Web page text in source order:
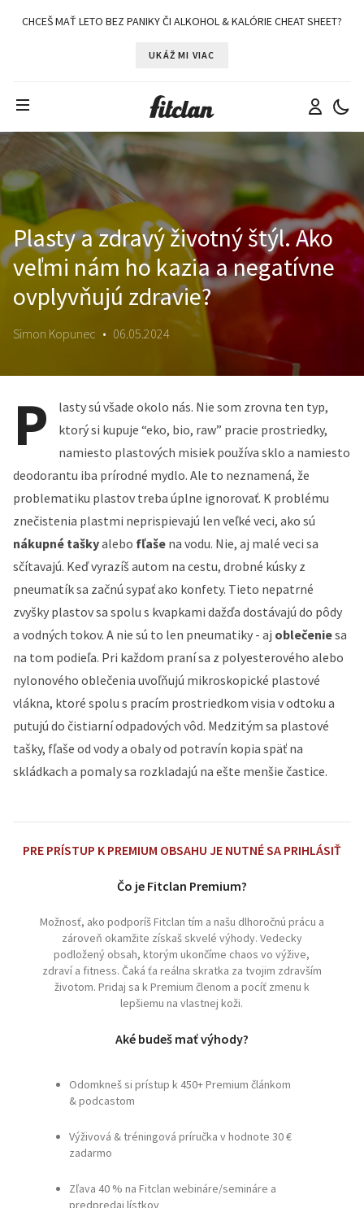
CHCEŠ MAŤ LETO BEZ PANIKY ČI ALKOHOL & KALÓRIE CHEAT SHEET?
UKÁŽ MI VIAC
Plasty a zdravý životný štýl. Ako
veľmi nám ho kazia a negatívne
ovplyvňujú zdravie?
Simon Kopunec • 06.05.2024
P
lasty sú všade okolo nás. Nie som zrovna ten typ,
ktorý si kupuje “eko, bio, raw” pracie prostriedky,
namiesto plastových misiek používa sklo a namiesto
deodorantu iba prírodné mydlo. Ale to neznamená, že
problematiku plastov treba úplne ignorovať. K problému
znečistenia plastmi neprispievajú len veľké veci, ako sú
nákupné taškyalebo fľaše na vodu. Nie, aj malé veci sa
sčítavajú. Keď vyrazíš autom na cestu, drobné kúsky z
pneumatík sa začnú sypať ako konfety. Tieto nepatrné
zvyšky plastov sa spolu s kvapkami dažďa dostávajú do pôdy
a vodných tokov. A nie sú to len pneumatiky - aj oblečeniesa
na tom podieľa. Pri každom praní sa z polyesterového alebo
nylonového oblečenia uvoľňujú mikroskopické plastové
vlákna, ktoré spolu s pracím prostriedkom visia v odtoku a
putujú do čistiarní odpadových vôd. Medzitým sa plastové
tašky, fľaše od vody a obaly od potravín kopia späť na
skládkach a pomaly sa rozkladajú na ešte menšie častice.
PRE PRÍSTUP K PREMIUM OBSAHU JE NUTNÉ SA PRIHLÁSIŤ
Čo je Fitclan Premium?
Možnosť, ako podporíš Fitclan tím a našu dlhoročnú prácu a
zároveň okamžite získaš skvelé výhody. Vedecky
podložený obsah, ktorým ukončíme chaos vo výžive,
zdraví a fitness. Čaká ťa reálna skratka za tvojim zdravším
životom. Pridaj sa k Premium členom a pocíť zmenu k
lepšiemu na vlastnej koži.
Aké budeš mať výhody?
Odomkneš si prístup k 450+ Premium článkom
& podcastom
Výživová & tréningová príručka v hodnote 30 €
zadarmo
Zľava 40 % na Fitclan webináre/semináre a
predpredaj lístkov